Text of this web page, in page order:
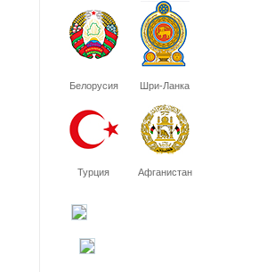
Белорусия Шри-Ланка
Турция Афганистан